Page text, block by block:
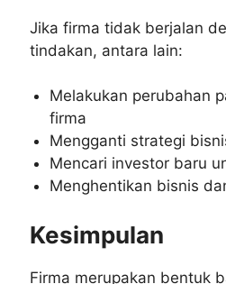
Jika firma tidak berjalan
tindakan, antara lain:
Melakukan perubahan
firma
Mengganti strategi
Mencari investor baru
Menghentikan bisnis
Kesimpulan
Firma merupakan bentuk